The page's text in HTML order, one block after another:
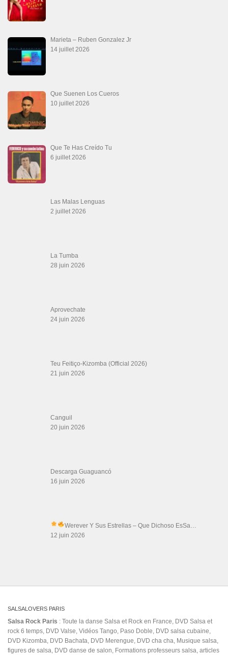
Marieta – Ruben Gonzalez Jr
14 juillet 2026
Que Suenen Los Cueros
10 juillet 2026
Que Te Has Creído Tu
6 juillet 2026
Las Malas Lenguas
2 juillet 2026
La Tumba
28 juin 2026
Aprovechate
24 juin 2026
Teu Feitiço-Kizomba (Official 2026)
21 juin 2026
Canguil
20 juin 2026
Descarga Guaguancó
16 juin 2026
Werever Y Sus Estrellas – Que Dichoso EsSa…
12 juin 2026
SALSALOVERS PARIS
Salsa Rock Paris : Toute la danse Salsa et Rock en France, DVD Salsa et
rock 6 temps, DVD Valse, Vidéos Tango, Paso Doble, DVD salsa cubaine,
DVD Kizomba, DVD Bachata, DVD Merengue, DVD cha cha, Musique salsa,
figures de salsa, DVD danse de salon, Formations professeurs salsa, articles